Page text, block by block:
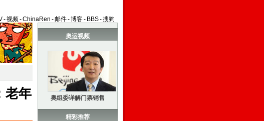
-视频-ChinaRen -邮件-博客- BBS-搜狗
老年
奥运视频
奥组委详解门票销售
精彩推荐